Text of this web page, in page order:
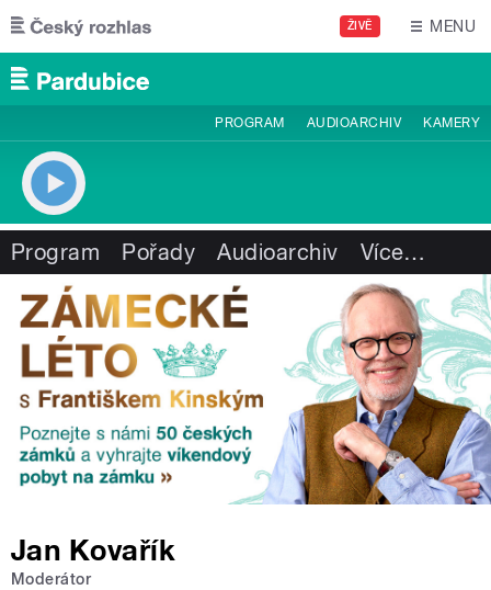
Přejít k hlavnímu obsahu
ŽIVĚ MENU
PROGRAM AUDIOARCHIV KAMERY
Program Pořady Audioarchiv Více…
Jan Kovařík
Moderátor